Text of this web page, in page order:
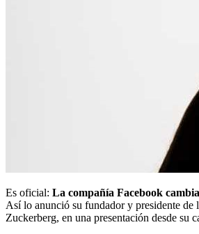
Es oficial: La compañía Facebook
Así lo anunció su fundador y presidente de
Zuckerberg, en una presentación desde su